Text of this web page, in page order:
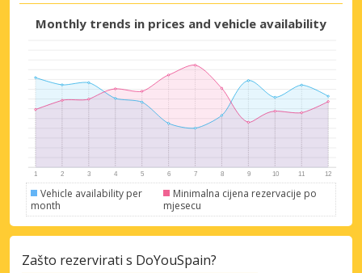
Prijava putem eLinka
Monthly trends in prices and vehicle availability
Vehicle availability per
month
Minimalna cijena rezervacije po
mjesecu
Zašto rezervirati s DoYouSpain?